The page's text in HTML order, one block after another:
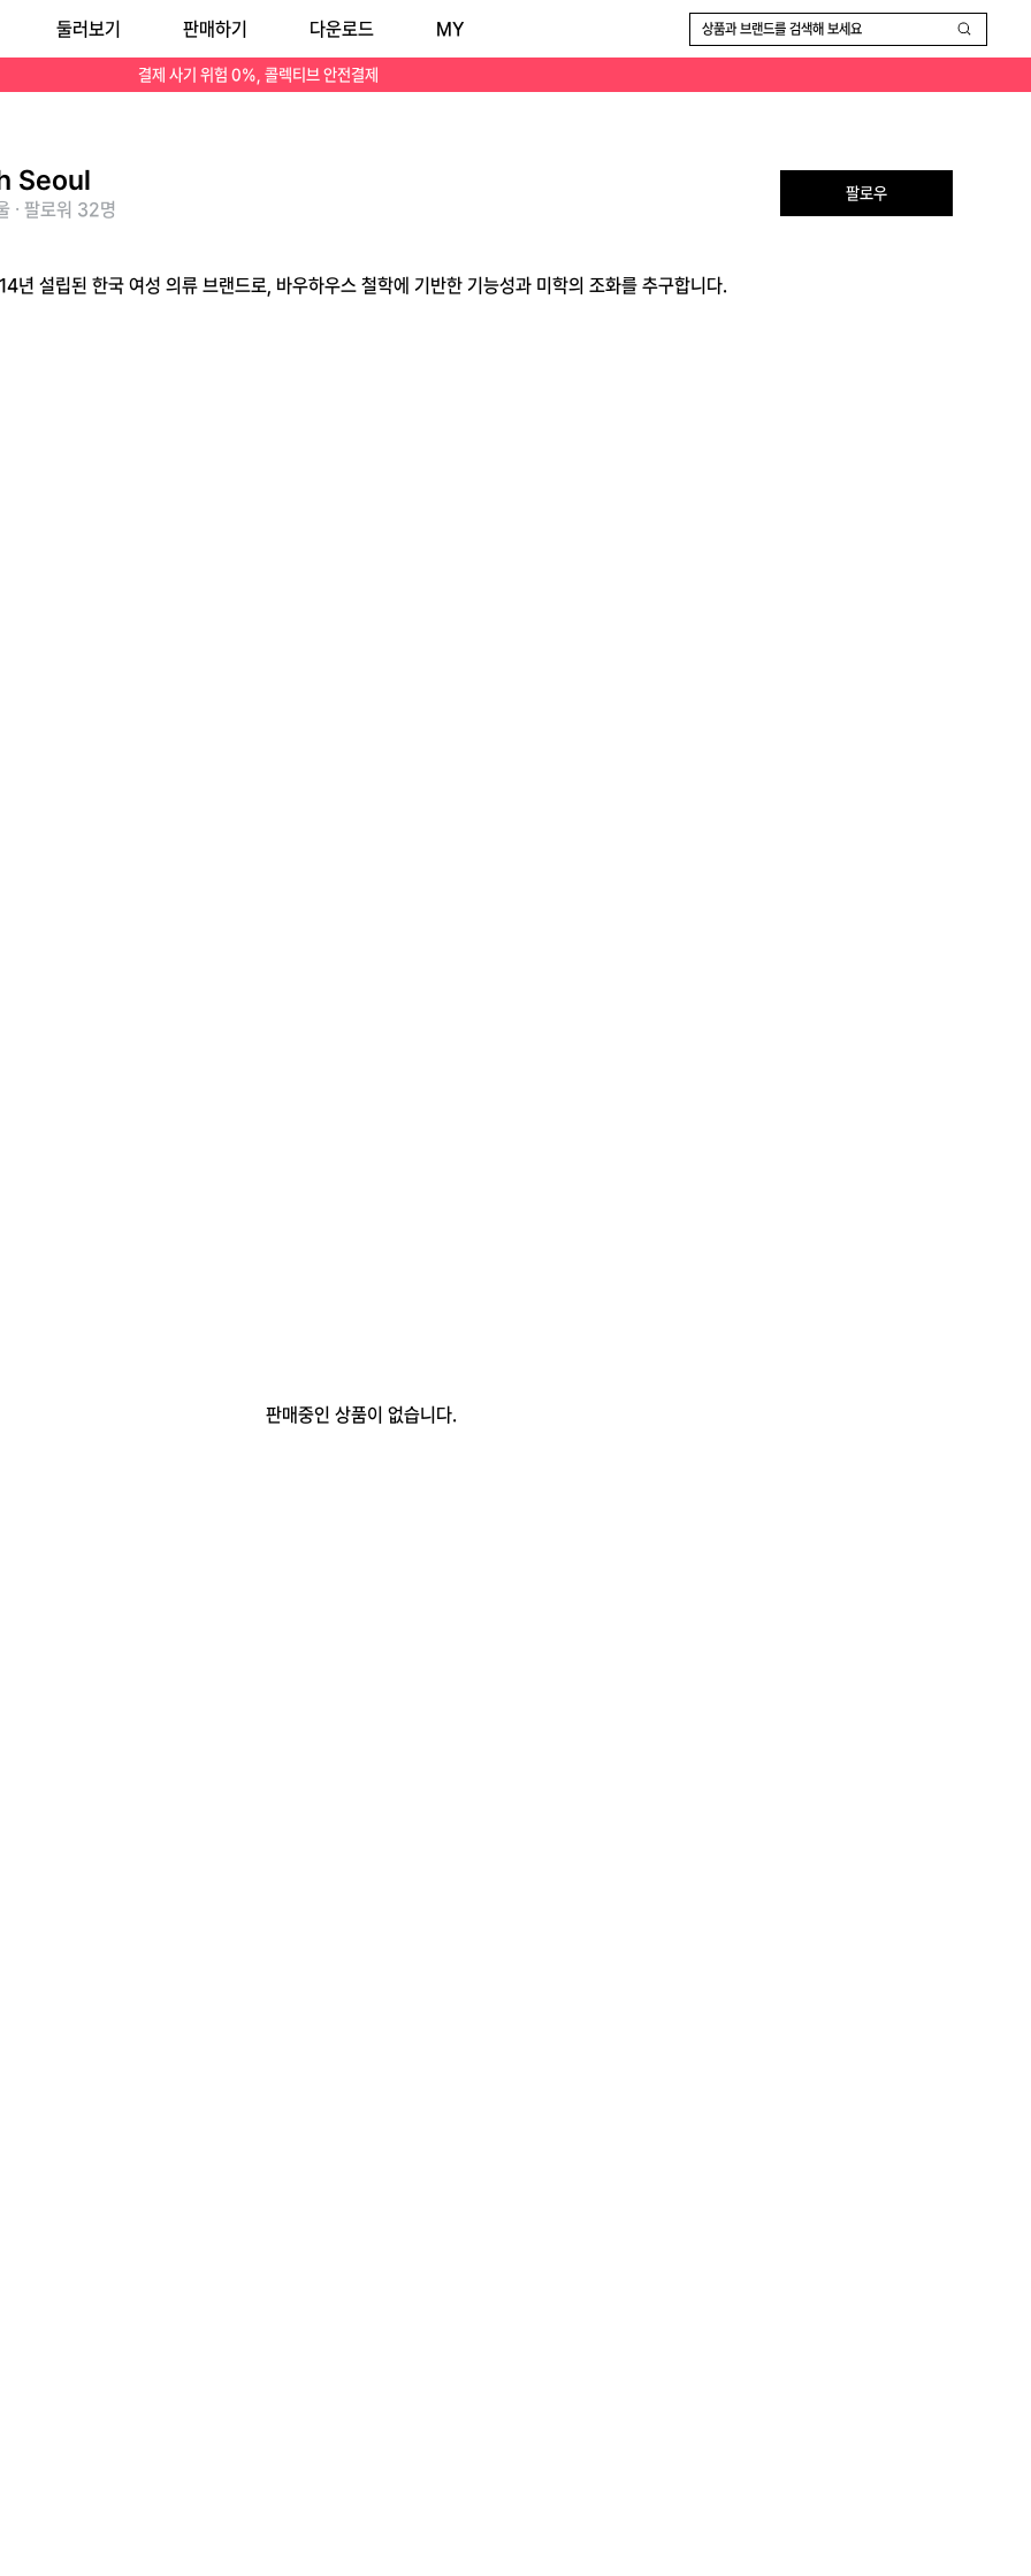
결제 사기 위험 0%, 콜렉티브 안전결제
둘러보기 판매하기 다운로드 MY 상품과 브랜드를 검색해 보세요
Seoul
· 팔로워 32명
팔로우
설립된 한국 여성 의류 브랜드로, 바우하우스 철학에 기반한 기능성과 미학의 조화를 추구합니다.
판매중인 상품이 없습니다.